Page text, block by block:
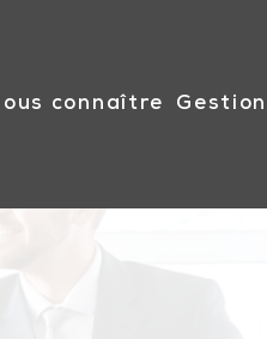
nous connaître gestion